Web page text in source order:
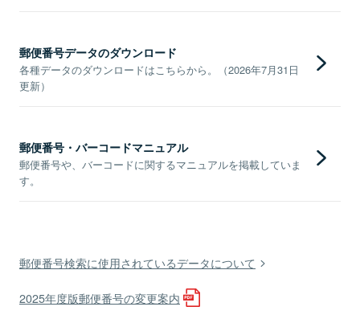
郵便番号データのダウンロード
各種データのダウンロードはこちらから。（2026年7月31日
更新）
郵便番号・バーコードマニュアル
郵便番号や、バーコードに関するマニュアルを掲載していま
す。
郵便番号検索に使用されているデータについて
2025年度版郵便番号の変更案内